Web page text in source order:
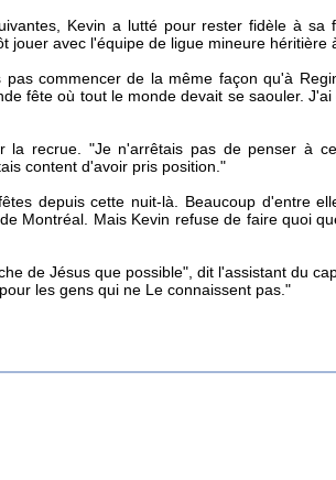
Kevin a lutté pour rester fidèle à
jouer avec l'équipe de ligue mineure héritière
commencer de la même façon qu'à
fête où tout le monde devait se saouler.
la recrue. "Je n'arrêtais pas de penser à
content d'avoir pris position."
depuis cette nuit-là. Beaucoup d'entre
Montréal. Mais Kevin refuse de faire quoi
de Jésus que possible", dit l'assistant du
les gens qui ne Le connaissent pas."